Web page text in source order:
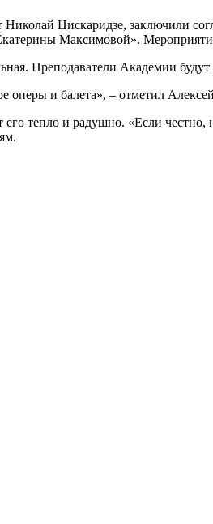
Цискаридзе, заключили
Максимовой».
Преподаватели Академии
оперы и балета», – отметил
тепло и радушно. «Если